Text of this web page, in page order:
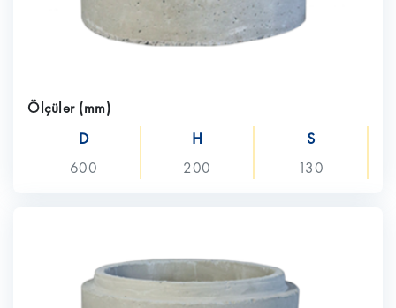
Ölçülər (mm)
D
600
H
200
S
130